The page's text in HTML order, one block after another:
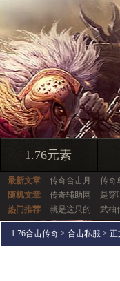
1.76元素
最新文章 传奇合击月 传奇
随机文章
传奇辅助网 是穿
热门推荐
就是这只的 武柚
1.76合击传奇 > 合击私服 > 正